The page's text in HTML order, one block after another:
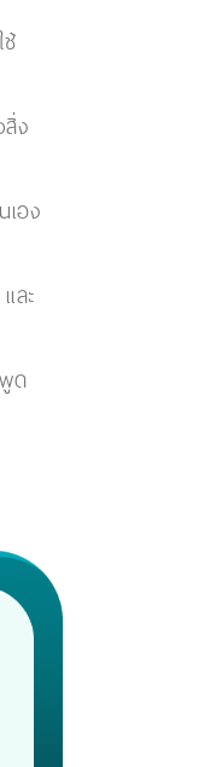
ง
อง
ละ
ด